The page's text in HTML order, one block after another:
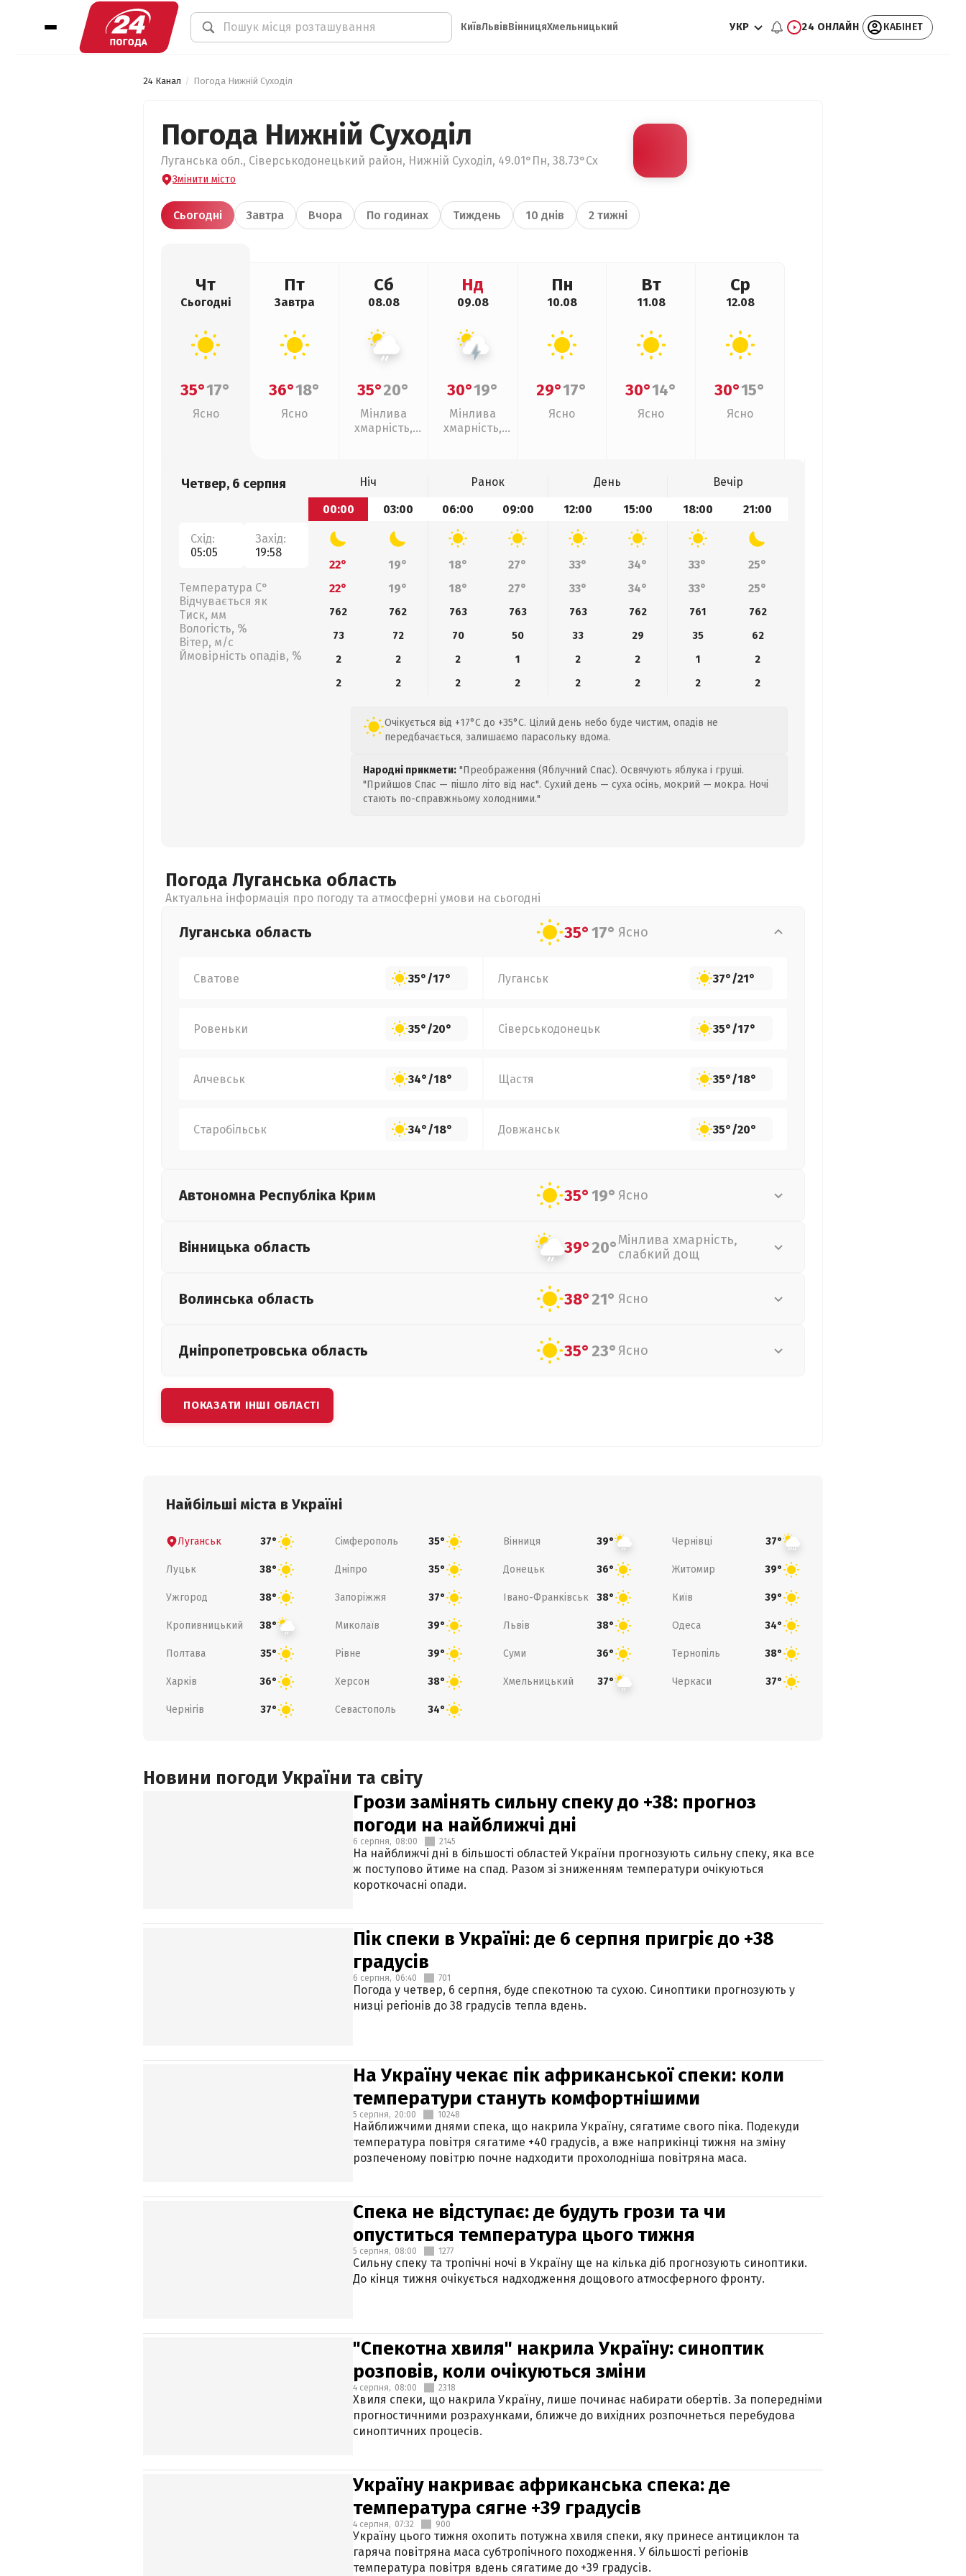
КиївЛьвівВінницяХмельницький УКР 24 ОНЛАЙН КАБІНЕТ
24 Канал Погода Нижній Суходіл
Погода Нижній Суходіл
Луганська обл., Сіверськодонецький район, Нижній Суходіл, 49.01°Пн, 38.73°Сх
Змінити місто
Сьогодні Завтра Вчора По годинах Тиждень 10 днів 2 тижні
Чт
Сьогодні
35°17°
Ясно
Пт
Завтра
36°18°
Ясно
Сб
08.08
35°20°
Мінлива
хмарність,
Нд
09.08
30°19°
Мінлива
хмарність,
Пн
10.08
29°17°
Ясно
Вт
11.08
30°14°
Ясно
Ср
12.08
30°15°
Ясно
Четвер, 6 серпня
Схід:
05:05
Захід:
19:58
Температура С°
Відчувається як
Тиск, мм
Вологість, %
Вітер, м/с
Ймовірність опадів, %
Ніч Ранок День
Вечір
00:00
03:00 06:00 09:00 12:00 15:00 18:00 21:00
22° 19° 18° 27° 33° 34° 33°
25°
22°
19° 18° 27° 33° 34° 33° 25°
762 762 763 763 763 762 761
762
73
72 70 50 33 29 35
62
2
2 2 1 2 2 1
2
2
2 2 2 2 2 2 2
Очікується від +17°C до +35°C. Цілий день небо буде чистим, опадів не
передбачається, залишаємо парасольку вдома.
Народні прикмети: "Преображення (Яблучний Спас). Освячують яблука і груші.
"Прийшов Спас — пішло літо від нас". Сухий день — суха осінь, мокрий — мокра. Ночі
стають по-справжньому холодними."
Погода Луганська область
Актуальна інформація про погоду та атмосферні умови на сьогодні
Луганська область 35°17° Ясно
Сватове 35°/17° Луганськ 37°/21°
Ровеньки 35°/20° Сіверськодонецьк 35°/17°
Алчевськ 34°/18° Щастя 35°/18°
Старобільськ 34°/18° Довжанськ 35°/20°
Автономна Республіка Крим 35°19° Ясно
Вінницька область 39°20°Мінлива хмарність,
слабкий дощ
Волинська область 38°21° Ясно
Дніпропетровська область 35°23° Ясно
ПОКАЗАТИ ІНШІ ОБЛАСТІ
Найбільші міста в Україні
Луганськ 37° Сімферополь 35° Вінниця 39° Чернівці 37°
Луцьк 38° Дніпро 35° Донецьк 36° Житомир 39°
Ужгород 38° Запоріжжя 37° Івано-Франківськ 38° Київ 39°
Кропивницький 38° Миколаїв 39° Львів 38° Одеса 34°
Полтава 35° Рівне 39° Суми 36° Тернопіль 38°
Харків 36° Херсон 38° Хмельницький 37° Черкаси 37°
Чернігів 37° Севастополь 34°
Новини погоди України та світу
Грози замінять сильну спеку до +38: прогноз
погоди на найближчі дні
6 серпня, 08:00 2145
На найближчі дні в більшості областей України прогнозують сильну спеку, яка все
ж поступово йтиме на спад. Разом зі зниженням температури очікуються
короткочасні опади.
Пік спеки в Україні: де 6 серпня пригріє до +38
градусів
6 серпня, 06:40 701
Погода у четвер, 6 серпня, буде спекотною та сухою. Синоптики прогнозують у
низці регіонів до 38 градусів тепла вдень.
На Україну чекає пік африканської спеки: коли
температури стануть комфортнішими
5 серпня, 20:00 10248
Найближчими днями спека, що накрила Україну, сягатиме свого піка. Подекуди
температура повітря сягатиме +40 градусів, а вже наприкінці тижня на зміну
розпеченому повітрю почне надходити прохолодніша повітряна маса.
Спека не відступає: де будуть грози та чи
опуститься температура цього тижня
5 серпня, 08:00 1277
Сильну спеку та тропічні ночі в Україну ще на кілька діб прогнозують синоптики.
До кінця тижня очікується надходження дощового атмосферного фронту.
"Спекотна хвиля" накрила Україну: синоптик
розповів, коли очікуються зміни
4 серпня, 08:00 2318
Хвиля спеки, що накрила Україну, лише починає набирати обертів. За попередніми
прогностичними розрахунками, ближче до вихідних розпочнеться перебудова
синоптичних процесів.
Україну накриває африканська спека: де
температура сягне +39 градусів
4 серпня, 07:32 900
Україну цього тижня охопить потужна хвиля спеки, яку принесе антициклон та
гаряча повітряна маса субтропічного походження. У більшості регіонів
температура повітря вдень сягатиме до +39 градусів.